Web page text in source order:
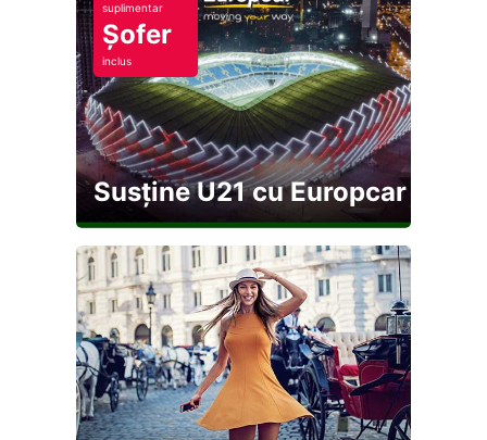
suplimentar
Șofer
inclus
Susține U21 cu Europcar